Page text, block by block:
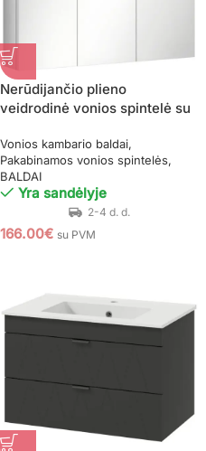
Nerūdijančio plieno
veidrodinė vonios spintelė su
Vonios kambario baldai
Pakabinamos vonios spintelės
BALDAI
Yra sandėlyje
166.00€ su PVM